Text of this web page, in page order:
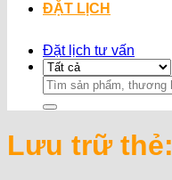
ĐẶT LỊCH
Đặt lịch tư vấn
Search
for:
Lưu trữ thẻ: